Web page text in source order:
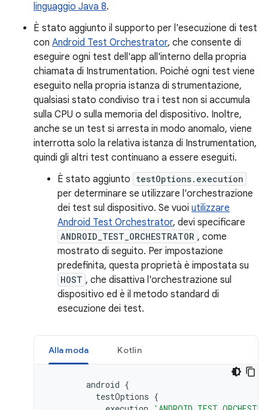
linguaggio Java 8.
È stato aggiunto il supporto per l'esecuzione di test
con Android Test Orchestrator, che consente di
eseguire ogni test dell'app all'interno della propria
chiamata di Instrumentation. Poiché ogni test viene
eseguito nella propria istanza di strumentazione,
qualsiasi stato condiviso tra i test non si accumula
sulla CPU o sulla memoria del dispositivo. Inoltre,
anche se un test si arresta in modo anomalo, viene
interrotta solo la relativa istanza di Instrumentation,
quindi gli altri test continuano a essere eseguiti.
È stato aggiunto testOptions.execution
per determinare se utilizzare l'orchestrazione
dei test sul dispositivo. Se vuoi utilizzare
Android Test Orchestrator, devi specificare
ANDROID_TEST_ORCHESTRATOR , come
mostrato di seguito. Per impostazione
predefinita, questa proprietà è impostata su
HOST , che disattiva l'orchestrazione sul
dispositivo ed è il metodo standard di
esecuzione dei test.
Alla moda Kotlin
android {
testOptions {